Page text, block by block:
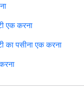
एक करना
का पसीना एक करना